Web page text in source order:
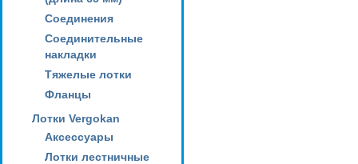
Соединения
Соединительные
накладки
Тяжелые лотки
Фланцы
Лотки Vergokan
Аксессуары
Лотки лестничные